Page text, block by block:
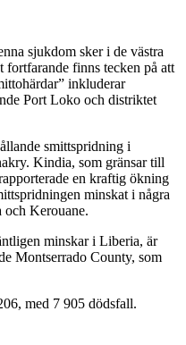
sjukdom sker i de västra
fortfarande finns tecken på att
inkluderar
Port Loko och distriktet
smittspridning i
Kindia, som gränsar till
en kraftig ökning
minskat i några
och Kerouane.
minskar i Liberia, är
Montserrado County, som
med 7 905 dödsfall.